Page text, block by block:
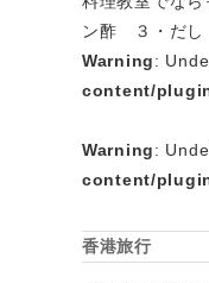
ン酢 ３・だ
Warning:
content/
Warning:
content/
香港旅行